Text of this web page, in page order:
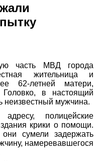
часть МВД города
жительница и
62-летней матери,
в настоящий
неизвестный мужчина.
полицейские
крики о помощи.
сумели задержать
намеревавшегося